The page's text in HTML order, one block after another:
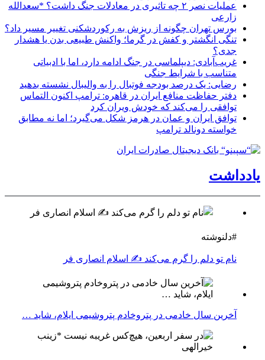
عملیات نصر ۲ چه تاثیری در معادلات جنگ داشت؟ *سعدالله
زارعی
بورس تهران چگونه از ریزش به رکوردشکنی تغییر مسیر داد؟
تنگی انگشتر و کفش در گرما؛ واکنش طبیعی بدن یا هشدار
جدی؟
غریب‌آبادی: دیپلماسی در جنگ ادامه دارد، اما با ادبیاتی
متناسب با شرایط جنگی
رضایی: یک درصد بودجه فوتبال را به والیبال نشسته بدهید
دفتر حفاظت منافع ایران در قاهره: ترامپ اکنون التماس
توافقی را می‌کند که خودش ویران کرد
توافق ایران و عمان در هرمز شکل می‌گیرد؛ اما نه مطابق
خواسته دونالد ترامپ
یادداشت
#دلنوشته
نام تو دلم را گرم می‌کند ✍️ اسلام انصاری فر
آخرین سال خادمی در پتروخادم پتروشیمی ایلام، شاید …